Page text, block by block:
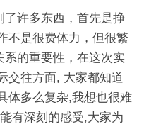
了许多东西，首先是挣
不是很费体力，但很繁
系的重要性，在这次实
交往方面, 大家都知道
体多么复杂,我想也很难
有深刻的感受,大家为